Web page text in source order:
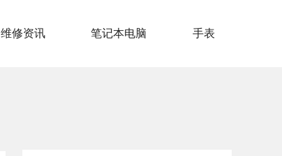
维修资讯 笔记本电脑 手表